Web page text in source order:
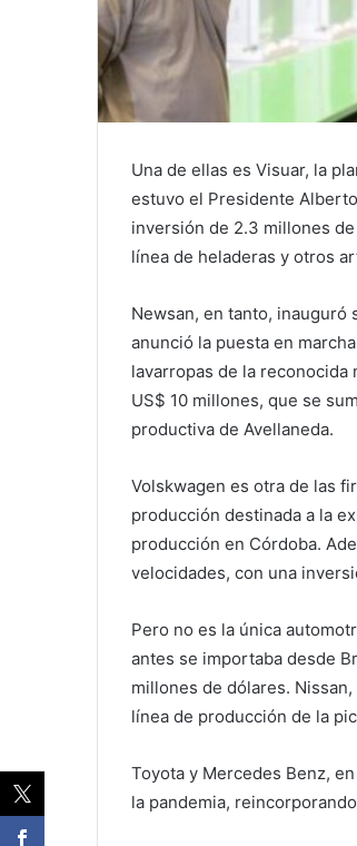
Una de ellas es Visuar, la
estuvo el Presidente
inversión de 2.3 millones
línea de heladeras y otros
Newsan, en tanto, inauguró
anunció la puesta en
lavarropas de la reconocida
US$ 10 millones, que se
productiva de Avellaneda.
Volskwagen es otra de las
producción destinada a la
producción en Córdoba.
velocidades, con una
Pero no es la única
antes se importaba desde
millones de dólares.
línea de producción de la
Toyota y Mercedes Benz,
la pandemia,